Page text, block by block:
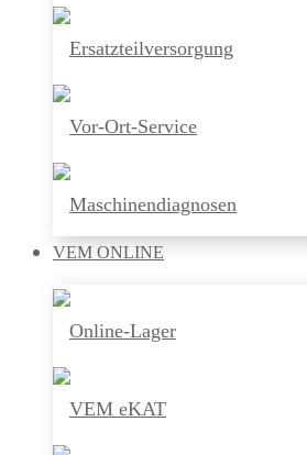
Ersatzteilversorgung
Vor-Ort-Service
Maschinendiagnosen
VEM ONLINE
Online-Lager
VEM eKAT